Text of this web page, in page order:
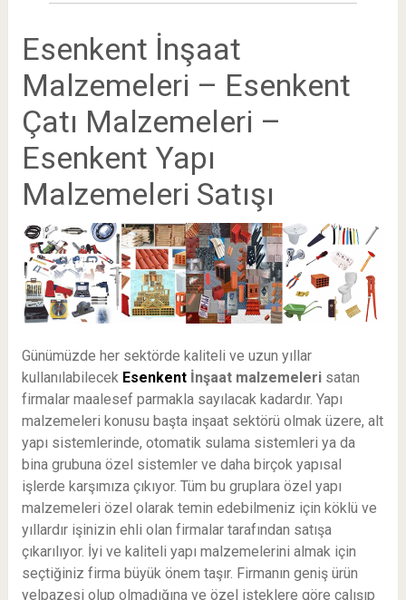
Esenkent İnşaat
Malzemeleri – Esenkent
Çatı Malzemeleri –
Esenkent Yapı
Malzemeleri Satışı
Günümüzde her sektörde kaliteli ve uzun yıllar
kullanılabilecek Esenkent İnşaat malzemeleri satan
firmalar maalesef parmakla sayılacak kadardır. Yapı
malzemeleri konusu başta inşaat sektörü olmak üzere, alt
yapı sistemlerinde, otomatik sulama sistemleri ya da
bina grubuna özel sistemler ve daha birçok yapısal
işlerde karşımıza çıkıyor. Tüm bu gruplara özel yapı
malzemeleri özel olarak temin edebilmeniz için köklü ve
yıllardır işinizin ehli olan firmalar tarafından satışa
çıkarılıyor. İyi ve kaliteli yapı malzemelerini almak için
seçtiğiniz firma büyük önem taşır. Firmanın geniş ürün
yelpazesi olup olmadığına ve özel isteklere göre çalışıp